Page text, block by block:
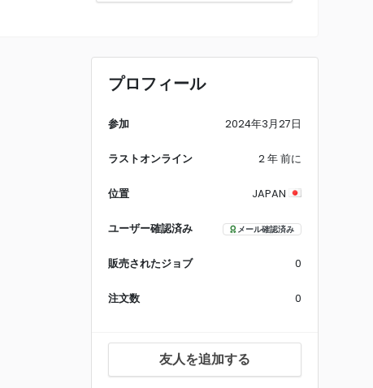
プロフィール
参加 2024年3月27日
ラストオンライン 2 年 前に
位置 JAPAN
ユーザー確認済み メール確認済み
販売されたジョブ 0
注文数 0
友人を追加する